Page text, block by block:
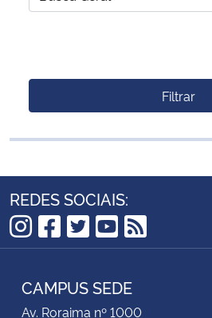
Filtrar
REDES SOCIAIS:
Instagram
Facebook
Twitter
YouTube
RSS
CAMPUS SEDE
Av. Roraima nº 1000